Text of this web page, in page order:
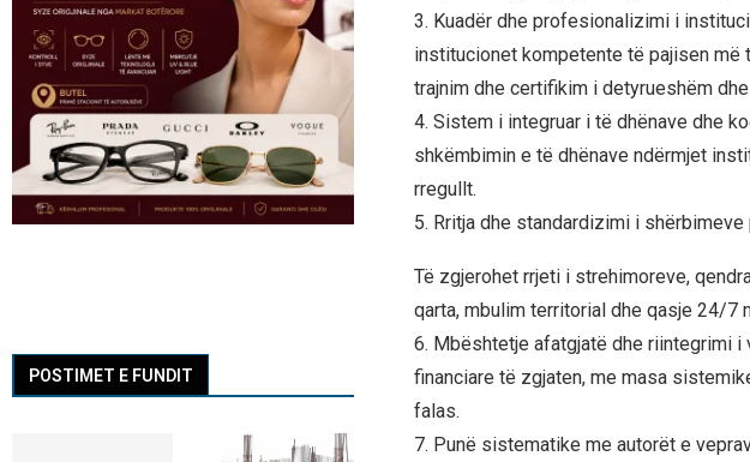
3. Kuadër dhe profesionalizimi i
institucionet kompetente të pajisen më
trajnim dhe certifikim i detyrueshëm
4. Sistem i integruar i të dhënave dhe
shkëmbimin e të dhënave ndërmjet
rregullt.
5. Rritja dhe standardizimi i
Të zgjerohet rrjeti i strehimoreve,
qarta, mbulim territorial dhe qasje 24/7
6. Mbështetje afatgjatë dhe riintegrimi i
financiare të zgjaten, me masa
falas.
7. Punë sistematike me autorët e
POSTIMET E FUNDIT